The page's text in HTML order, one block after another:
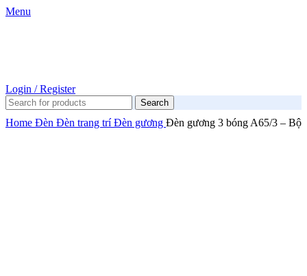
Menu
Login / Register
Search
Home Đèn Đèn trang tríĐèn gương Đèn gương 3 bóng A65/3 – Bộ